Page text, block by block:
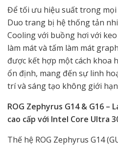
Để tối ưu hiệu suất trong
Duo trang bị hệ thống tản
Cooling với buồng hơi với
làm mát và tấm làm mát
được kết hợp một cách khoa
ổn định, mang đến sự linh
trí và sáng tạo không giới
ROG Zephyrus G14 & G16 –
cao cấp với Intel Core Ultra
Thế hệ ROG Zephyrus G14